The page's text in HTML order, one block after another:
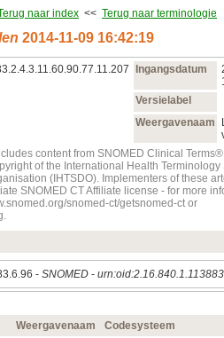
naar index << Terug naar terminologie
2014‑11‑09 16:42:19
Ingangsdatum
Versielabel
Weergavenaam
content from SNOMED Clinical
of the International Health Terminology
(IHTSDO). Implementers of these
SNOMED CT Affiliate license - for more
snomed-ct/getsnomed-ct or
- SNOMED -
Weergavenaam
Codesysteem